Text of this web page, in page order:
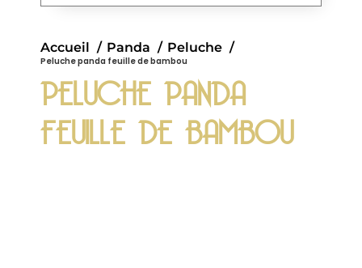
Accueil Panda Peluche
Peluche panda feuille de bambou
PELUCHE PANDA
FEUILLE DE BAMBOU